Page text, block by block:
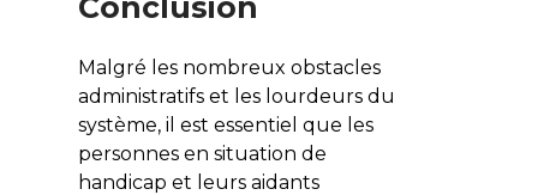
Malgré les nombreux obstacles
administratifs et les lourdeurs du
système, il est essentiel que les
personnes en situation de
handicap et leurs aidants